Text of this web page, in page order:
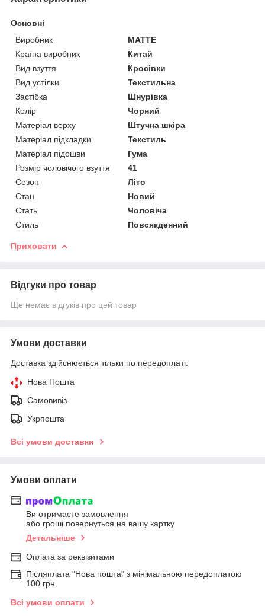
Основні
Виробник
MATTE
Країна виробник
Китай
Вид взуття
Кросівки
Вид устілки
Текстильна
Застібка
Шнурівка
Колір
Чорний
Матеріал верху
Штучна шкіра
Матеріал підкладки
Текстиль
Матеріал підошви
Гума
Розмір чоловічого взуття
41
Сезон
Літо
Стан
Новий
Стать
Чоловіча
Стиль
Повсякденний
Приховати
Відгуки про товар
Ще немає відгуків про цей товар
Умови доставки
Доставка здійснюється тільки по передоплаті.
Нова Пошта
Самовивіз
Укрпошта
Всі умови доставки
Умови оплати
Ви отримаєте замовлення
або гроші повернуться на вашу картку
Детальніше
Оплата за реквізитами
Післяплата "Нова пошта" з мінімальною передоплатою
100 грн
Всі умови оплати